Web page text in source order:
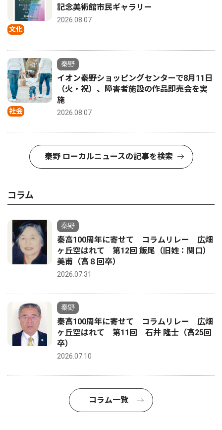
文化
記念美術館市民ギャラリー
2026.08.07
社会
秦野
イオン秦野ショッピングセンターで8月11日
（火・祝）、障害者施設の作品即売会を実
施
2026.08.07
秦野 ローカルニュースの記事を検索
コラム
秦野
秦高100周年に寄せて コラムリレー 広畑
ヶ丘空はれて 第12回 飯尾（旧姓：関口）
美甫（高８回卒）
2026.07.31
秦野
秦高100周年に寄せて コラムリレー 広畑
ヶ丘空はれて 第11回 石井 隆士（高25回
卒）
2026.07.10
コラム一覧